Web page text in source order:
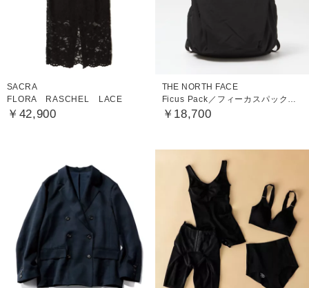
SACRA
FLORA RASCHEL LACE
￥42,900
THE NORTH FACE
Ficus Pack／フィーカスパック（レディース）
￥18,700